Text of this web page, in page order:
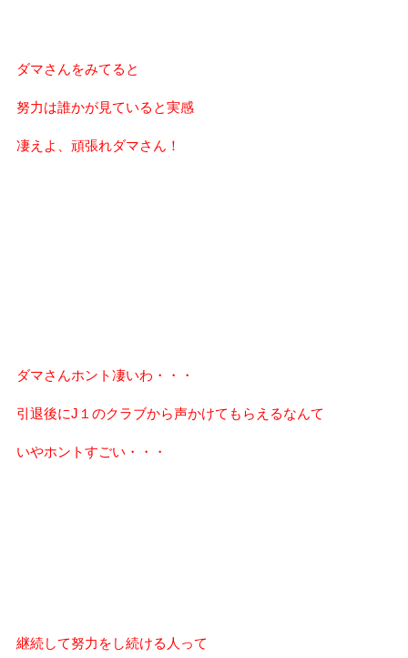
ダマさんをみてると
努力は誰かが見ていると実感
凄えよ、頑張れダマさん！
ダマさんホント凄いわ・・・
引退後にJ１のクラブから声かけてもらえるなんて
いやホントすごい・・・
継続して努力をし続ける人って